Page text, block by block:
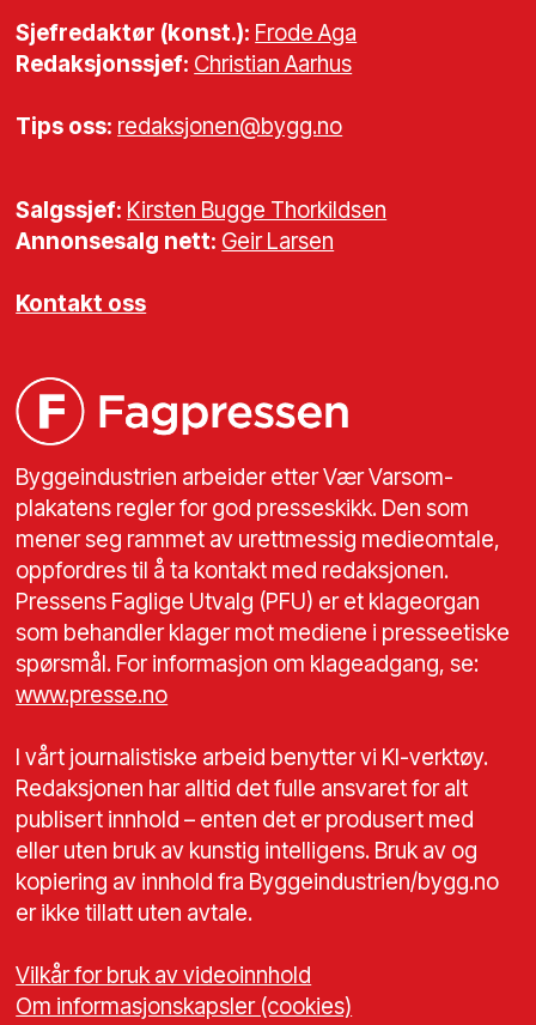
Sjefredaktør (konst.): Frode Aga
Redaksjonssjef: Christian Aarhus
Tips oss: redaksjonen@bygg.no
Salgssjef: Kirsten Bugge Thorkildsen
Annonsesalg nett: Geir Larsen
Kontakt oss
Byggeindustrien arbeider etter Vær Varsom-
plakatens regler for god presseskikk. Den som
mener seg rammet av urettmessig medieomtale,
oppfordres til å ta kontakt med redaksjonen.
Pressens Faglige Utvalg (PFU) er et klageorgan
som behandler klager mot mediene i presseetiske
spørsmål. For informasjon om klageadgang, se:
www.presse.no
I vårt journalistiske arbeid benytter vi KI-verktøy.
Redaksjonen har alltid det fulle ansvaret for alt
publisert innhold – enten det er produsert med
eller uten bruk av kunstig intelligens. Bruk av og
kopiering av innhold fra Byggeindustrien/bygg.no
er ikke tillatt uten avtale.
Vilkår for bruk av videoinnhold
Om informasjonskapsler (cookies)